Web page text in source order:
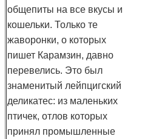
общепиты на все вкусы и
кошельки. Только те
жаворонки, о которых
пишет Карамзин, давно
перевелись. Это был
знаменитый лейпцигский
деликатес: из маленьких
птичек, отлов которых
принял промышленные